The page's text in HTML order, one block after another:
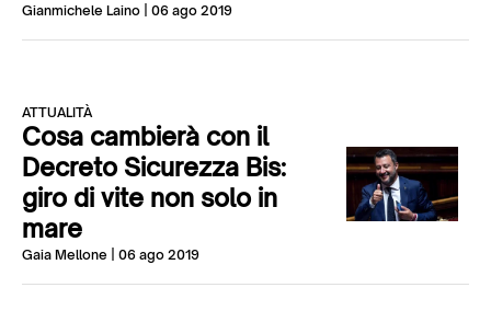
Gianmichele Laino | 06 ago 2019
ATTUALITÀ
Cosa cambierà con il
Decreto Sicurezza Bis:
giro di vite non solo in
mare
Gaia Mellone | 06 ago 2019